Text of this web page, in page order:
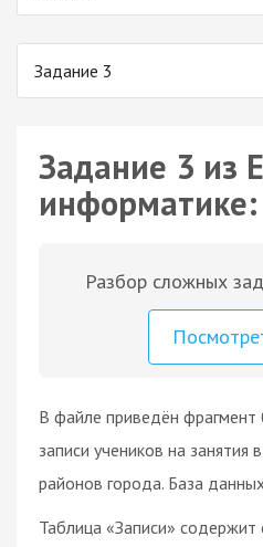
Задание 3
Задание 3 из
информатике:
Разбор сложных
В файле приведён
записи учеников на занятия
районов города. База
Таблица «Записи» содержит